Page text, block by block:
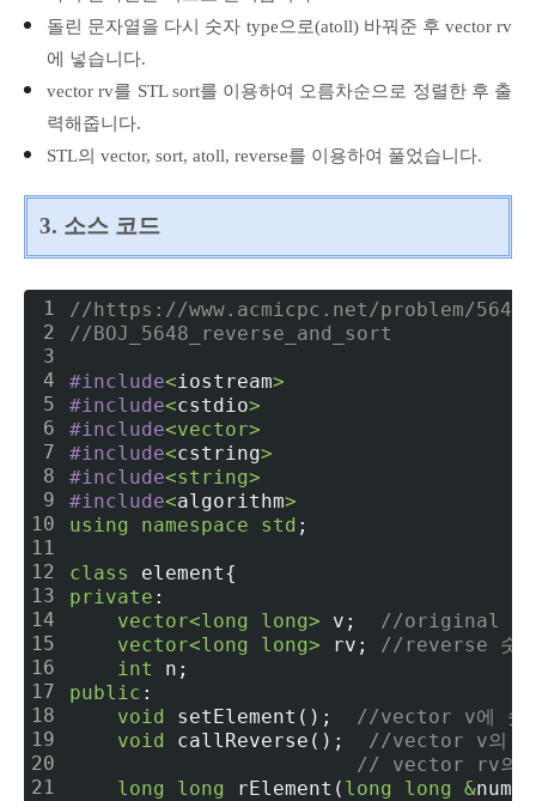
돌린 문자열을 다시 숫자 type으로(atoll) 바꿔준 후 vector rv
에 넣습니다.
vector rv를 STL sort를 이용하여 오름차순으로 정렬한 후 출
력해줍니다.
STL의 vector, sort, atoll, reverse를 이용하여 풀었습니다.
3. 소스 코드
1
2
3
4
5
6
7
8
9
10
11
12
13
14
15
16
17
18
19
20
21
//https://www.acmicpc.net/problem/5648
//BOJ_5648_reverse_and_sort
#include<iostream>
#include<cstdio>
#include<vector>
#include<cstring>
#include<string>
#include<algorithm>
using
namespace std ;
class
element{
private :
vector<long long> v; //original 숫
vector<long long> rv; //reverse 숫
int
n;
public :
void
setElement(); //vector v에 숫
void
callReverse(); //vector v의
// vector rv의
long
long rElement( long long &